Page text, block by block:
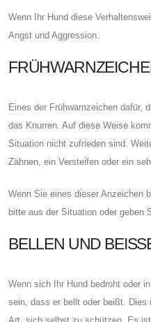
Wenn Ihr Hund diese
Angst und Aggression.
Eines der Frühwarnzeichen dafür,
das Knurren. Auf diese Weise
Situation nicht zufrieden sind.
Zähnen, ein Versteifen oder ein
Wenn Sie eines dieser Anzeichen
bitte aus der Situation oder geben
BELLEN UND
Wenn sich Ihr Hund bedroht oder
sein, dass er bellt oder beißt. Dies